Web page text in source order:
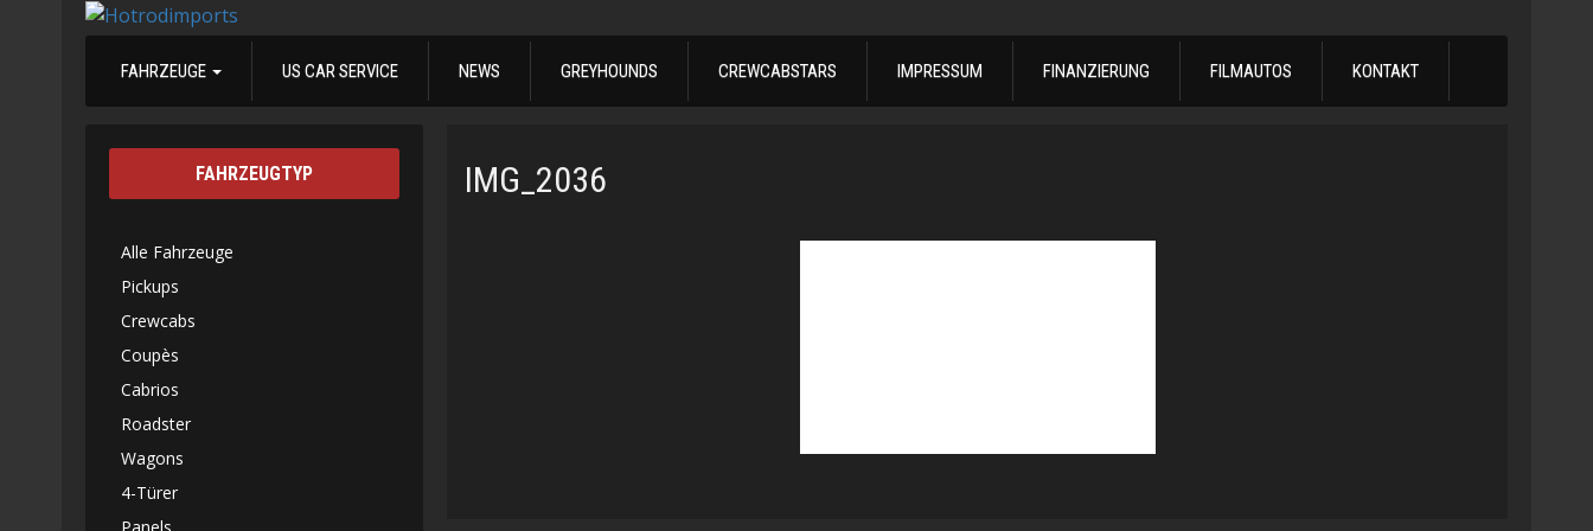
FAHRZEUGE US CAR SERVICE NEWS GREYHOUNDS CREWCABSTARS IMPRESSUM FINANZIERUNG FILMAUTOS KONTAKT
IMG_2036
FAHRZEUGTYP
Alle Fahrzeuge
Pickups
Crewcabs
Coupès
Cabrios
Roadster
Wagons
4-Türer